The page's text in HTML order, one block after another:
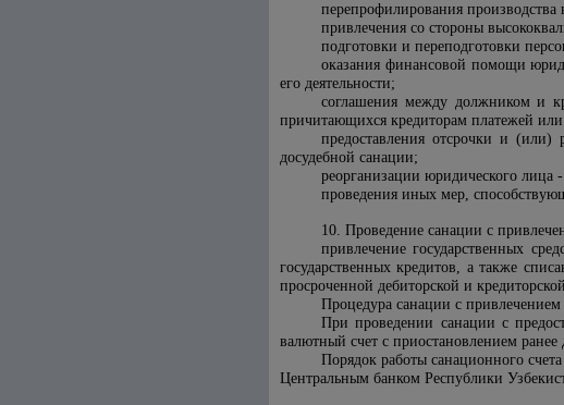
перепрофилирования
привлечения со стороны
подготовки и переподготовки
оказания финансовой помощи
его деятельности;
соглашения между должником и
причитающихся кредиторам платежей
предоставления отсрочки и
досудебной санации;
реорганизации юридического лица
проведения иных мер,
10. Проведение санации с
привлечение государственных
государственных кредитов, а также
просроченной дебиторской и
Процедура санации с
При проведении санации с
валютный счет с приостановлением ранее
Порядок работы санационного
Центральным банком Республики